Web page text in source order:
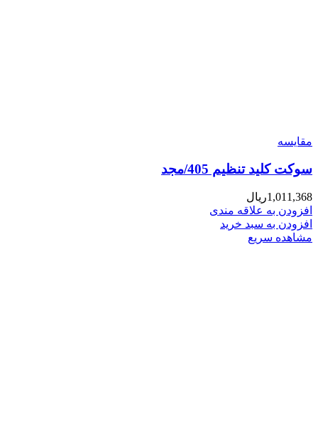
مقایسه
سوکت کلید تنظیم 405/مجد
1,011,368ریال
افزودن به علاقه مندی
افزودن به سبد خرید
مشاهده سریع